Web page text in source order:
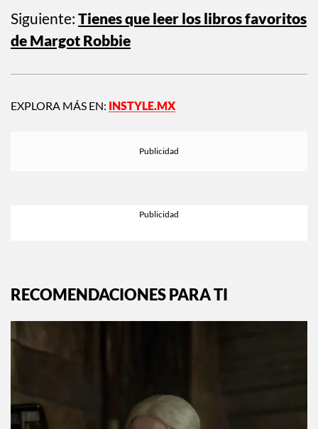
Siguiente:
Tienes que leer los libros favoritos